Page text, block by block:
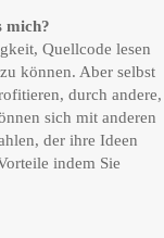
mich?
Quellcode lesen
können. Aber selbst
durch andere,
sich mit anderen
der ihre Ideen
indem Sie